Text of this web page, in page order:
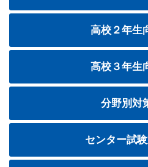
高校２年生
高校３年生
分野別対
センター試